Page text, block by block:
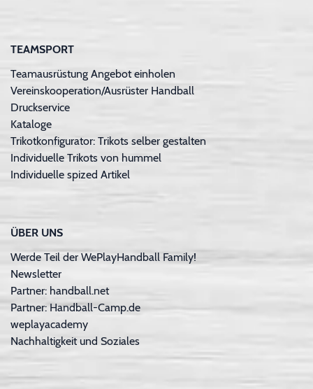
TEAMSPORT
Teamausrüstung Angebot einholen
Vereinskooperation/Ausrüster Handball
Druckservice
Kataloge
Trikotkonfigurator: Trikots selber gestalten
Individuelle Trikots von hummel
Individuelle spized Artikel
ÜBER UNS
Werde Teil der WePlayHandball Family!
Newsletter
Partner: handball.net
Partner: Handball-Camp.de
weplayacademy
Nachhaltigkeit und Soziales